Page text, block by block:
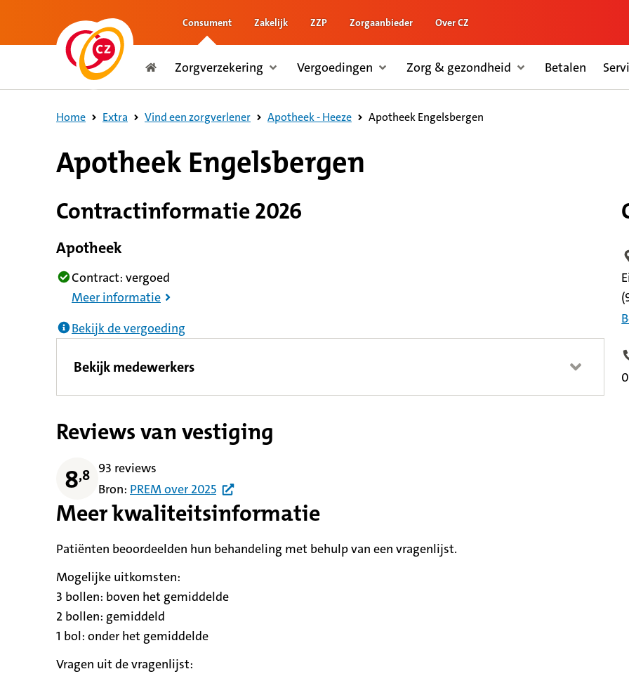
de inhoud
Consument Zakelijk ZZP Zorgaanbieder Over CZ
Consument
Zorgverzekering Vergoedingen Zorg & gezondheid Betalen
Home Extra Vind een zorgverlener Apotheek - Heeze Apotheek Engelsbergen
Apotheek Engelsbergen
Contractinformatie 2026
Apotheek
Contract: vergoed
Meer informatie
Bekijk de vergoeding
Bekijk medewerkers
Reviews van vestiging
8,8 op basis van 93 reviews
8,8 93 reviews
Bron: PREMover 2025
Meer kwaliteitsinformatie
Patiënten beoordeelden hun behandeling met behulp van een vragenlijst.
Mogelijke uitkomsten:
3 bollen: betekent
boven het gemiddelde
2 bollen: betekent
gemiddeld
1 bol: betekent
onder het gemiddelde
Vragen uit de vragenlijst: